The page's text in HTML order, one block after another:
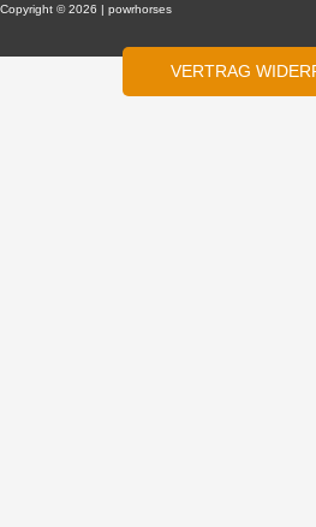
Copyright © 2026 | powrhorses
VERTRAG